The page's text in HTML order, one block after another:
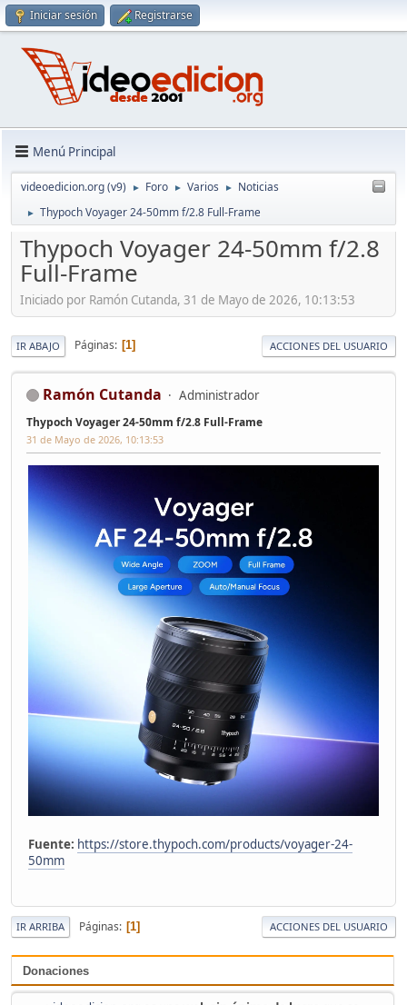
Iniciar sesión Registrarse
Menú Principal
videoedicion.org (v9) ► Foro ► Varios ► Noticias
► Thypoch Voyager 24-50mm f/2.8 Full-Frame
Donaciones
Thypoch Voyager 24-50mm f/2.8
Full-Frame
Iniciado por Ramón Cutanda, 31 de Mayo de 2026, 10:13:53
IR ABAJO Páginas 1 ACCIONES DEL USUARIO
Ramón Cutanda Administrador
Thypoch Voyager 24-50mm f/2.8 Full-Frame
31 de Mayo de 2026, 10:13:53
Fuente: https://store.thypoch.com/products/voyager-24-
50mm
IR ARRIBA Páginas 1 ACCIONES DEL USUARIO